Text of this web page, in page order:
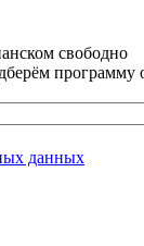
свободно
программу
данных